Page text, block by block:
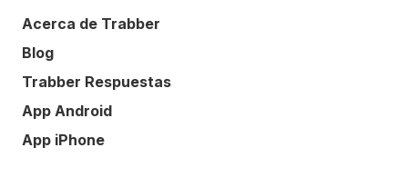
Acerca de Trabber
Blog
Trabber Respuestas
App Android
App iPhone